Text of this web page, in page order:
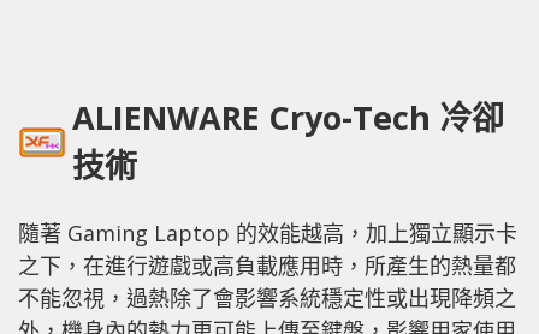
ALIENWARE Cryo-Tech 冷卻
技術
隨著 Gaming Laptop 的效能越高，加上獨立顯示卡
之下，在進行遊戲或高負載應用時，所產生的熱量都
不能忽視，過熱除了會影響系統穩定性或出現降頻之